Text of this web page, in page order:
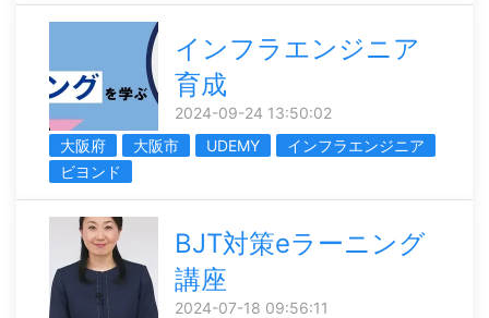
インフラエンジニア
育成
2024-09-24 13:50:02
大阪府
大阪市 UDEMY
インフラエンジニア
ビヨンド
BJT対策eラーニング
講座
2024-07-18 09:56:11